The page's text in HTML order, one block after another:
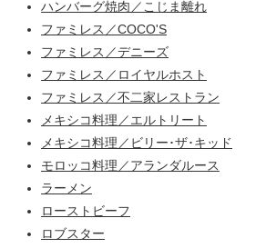
ハンバーグ焼肉／こじま離れ
ファミレス／COCO'S
ファミレス／デニーズ
ファミレス／ロイヤルホスト
ファミレス／不二家レストラン
メキシコ料理／エルトリート
メキシコ料理／ビリー･ザ･キッド
モロッコ料理／アランダルース
ラーメン
ローストビーフ
ロブスター